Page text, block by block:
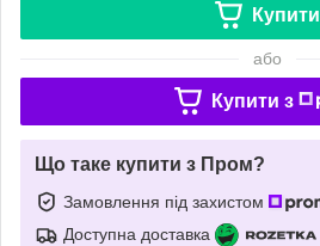
Купити
або
Купити з
Що таке купити з Пром?
Замовлення під захистом
Доступна доставка